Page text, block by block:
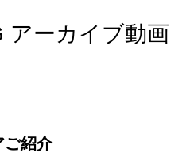
アーカイブ動画
ご紹介